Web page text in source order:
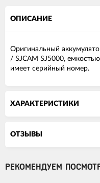
ОПИСАНИЕ
Оригинальный
/ SJCAM SJ5000,
имеет серийный номер.
ХАРАКТЕРИСТИКИ
ОТЗЫВЫ
РЕКОМЕНДУЕМ